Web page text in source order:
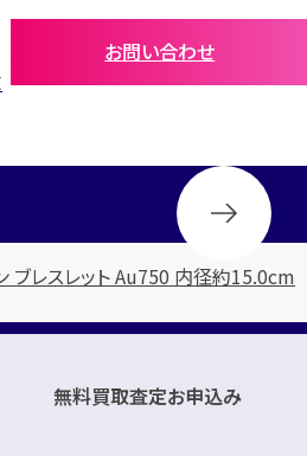
お問い合わせ
ブレスレット Au750 内径約15.0cm
無料買取査定お申込み